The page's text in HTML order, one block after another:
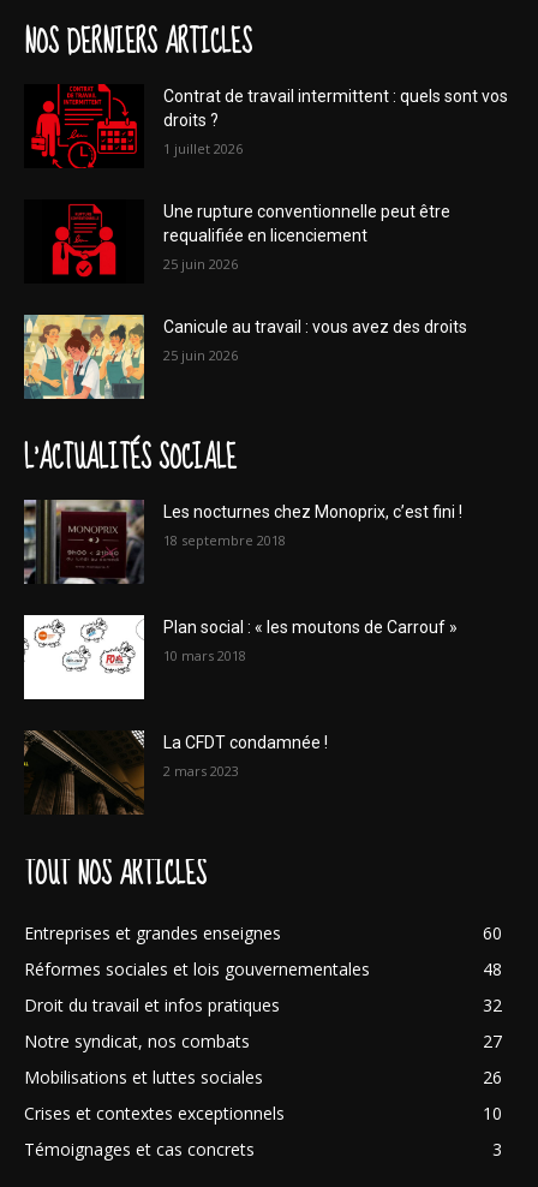
NOS DERNIERS ARTICLES
Contrat de travail intermittent : quels sont vos
droits ?
1 juillet 2026
Une rupture conventionnelle peut être
requalifiée en licenciement
25 juin 2026
Canicule au travail : vous avez des droits
25 juin 2026
L'ACTUALITÉS SOCIALE
Les nocturnes chez Monoprix, c’est fini !
18 septembre 2018
Plan social : « les moutons de Carrouf »
10 mars 2018
La CFDT condamnée !
2 mars 2023
TOUT NOS ARTICLES
Entreprises et grandes enseignes
60
Réformes sociales et lois gouvernementales
48
Droit du travail et infos pratiques
32
Notre syndicat, nos combats
27
Mobilisations et luttes sociales
26
Crises et contextes exceptionnels
10
Témoignages et cas concrets
3